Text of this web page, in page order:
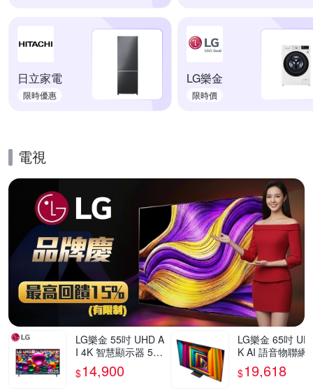
日立家電
限時優惠
LG樂金
限時價
電視
LG樂金 55吋 UHD A
I 4K 智慧顯示器 55
UA7550PTA
$14,900
LG樂金 65吋
K AI 語音物聯網
器
三年保固 含基本
$19,618